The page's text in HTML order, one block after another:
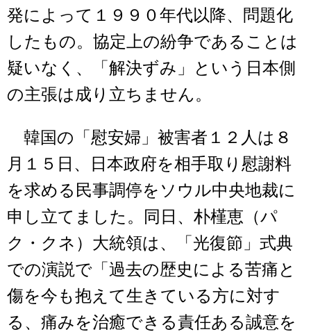
発によって１９９０年代以降、問題化
したもの。協定上の紛争であることは
疑いなく、「解決ずみ」という日本側
の主張は成り立ちません。
韓国の「慰安婦」被害者１２人は８
月１５日、日本政府を相手取り慰謝料
を求める民事調停をソウル中央地裁に
申し立てました。同日、朴槿恵（パ
ク・クネ）大統領は、「光復節」式典
での演説で「過去の歴史による苦痛と
傷を今も抱えて生きている方に対す
る、痛みを治癒できる責任ある誠意を